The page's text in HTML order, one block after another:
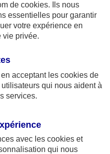
imposable limité à 8
2,5 % du PASS.
et la sortie se fait
exceptions).
de cookies. Ils nous
essentielles pour garantir
votre expérience en
vie privée.
acceptant les cookies de
utilisateurs qui nous aident à
services.
avec les cookies et
qui nous